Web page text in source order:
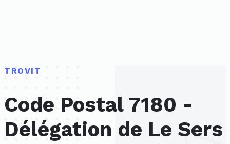
TROVIT
Code Postal 7180 -
Délégation de Le Sers